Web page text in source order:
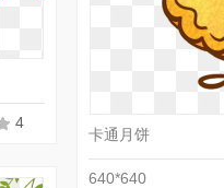
卡通月饼
640*640
4